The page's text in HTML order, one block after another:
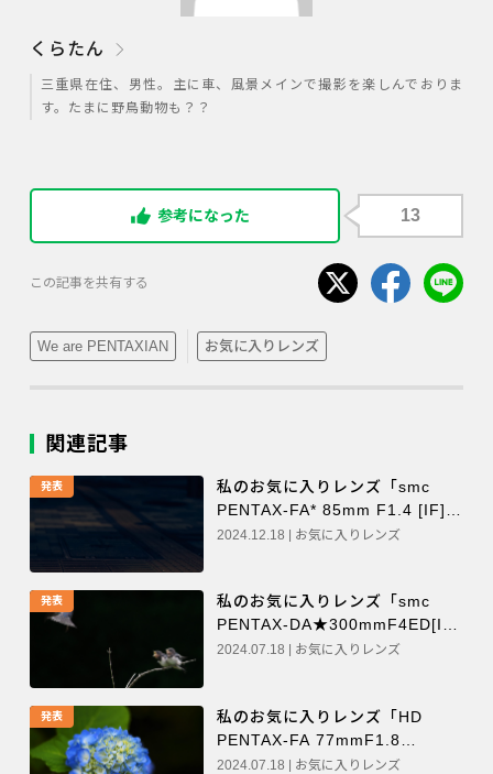
くらたん
三重県在住、男性。主に車、風景メインで撮影を楽しんでおりま
す。たまに野鳥動物も？？
参考になった 13
We are PENTAXIAN お気に入りレンズ
この記事を共有する
関連記事
発表
私のお気に入りレンズ「smc
PENTAX-FA* 85mm F1.4 [IF]」
（瑛綺）
2024.12.18 | お気に入りレンズ
発表
私のお気に入りレンズ「smc
PENTAX-DA★300mmF4ED[IF]
SDM」（チャック）
2024.07.18 | お気に入りレンズ
発表
私のお気に入りレンズ「HD
PENTAX-FA 77mmF1.8
Limited」（ayuturi）
2024.07.18 | お気に入りレンズ